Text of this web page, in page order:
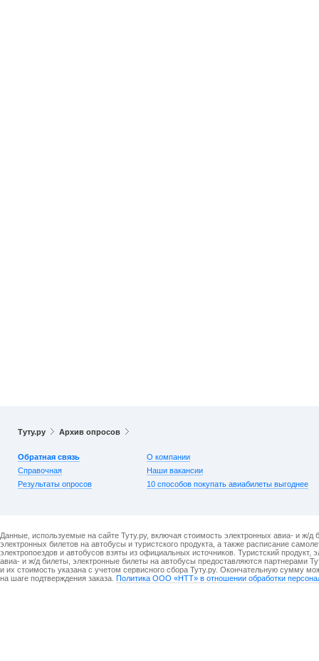
Туту.ру Архив опросов
Обратная связь
Справочная
Результаты опросов
О компании
Наши вакансии
10 способов покупать авиабилеты выгоднее
Данные, используемые на сайте Туту.ру, включая стоимость электронных авиа- и ж/д
электронных билетов на автобусы и туристского продукта, а также расписание
электропоездов и автобусов взяты из официальных источников. Туристский продукт,
авиа- и ж/д билеты, электронные билеты на автобусы предоставляются партнерами
и их стоимость указана с учетом сервисного сбора Туту.ру. Окончательную сумму
на шаге подтверждения заказа. Политика ООО «НТТ» в отношении обработки